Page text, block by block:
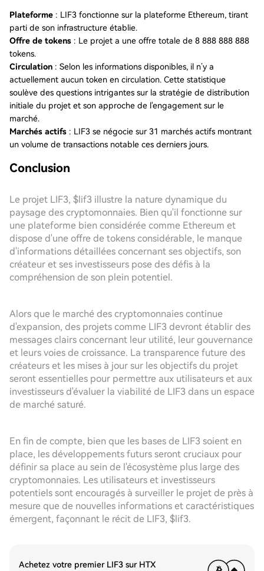
Plateforme : LIF3 fonctionne sur la plateforme Ethereum, tirant
parti de son infrastructure établie.
Offre de tokens : Le projet a une offre totale de 8 888 888 888
tokens.
Circulation : Selon les informations disponibles, il n’y a
actuellement aucun token en circulation. Cette statistique
soulève des questions intrigantes sur la stratégie de distribution
initiale du projet et son approche de l'engagement sur le
marché.
Marchés actifs : LIF3 se négocie sur 31 marchés actifs montrant
un volume de transactions notable ces derniers jours.
Conclusion
Le projet LIF3, $lif3 illustre la nature dynamique du
paysage des cryptomonnaies. Bien qu'il fonctionne sur
une plateforme bien considérée comme Ethereum et
dispose d'une offre de tokens considérable, le manque
d'informations détaillées concernant ses objectifs, son
créateur et ses investisseurs pose des défis à la
compréhension de son plein potentiel.
Alors que le marché des cryptomonnaies continue
d'expansion, des projets comme LIF3 devront établir des
messages clairs concernant leur utilité, leur gouvernance
et leurs voies de croissance. La transparence future des
créateurs et les mises à jour sur les objectifs du projet
seront essentielles pour permettre aux utilisateurs et aux
investisseurs d'évaluer la viabilité de LIF3 dans un espace
de marché saturé.
En fin de compte, bien que les bases de LIF3 soient en
place, les développements futurs seront cruciaux pour
définir sa place au sein de l'écosystème plus large des
cryptomonnaies. Les utilisateurs et investisseurs
potentiels sont encouragés à surveiller le projet de près à
mesure que de nouvelles informations et caractéristiques
émergent, façonnant le récit de LIF3, $lif3.
Achetez votre premier LIF3 sur HTX